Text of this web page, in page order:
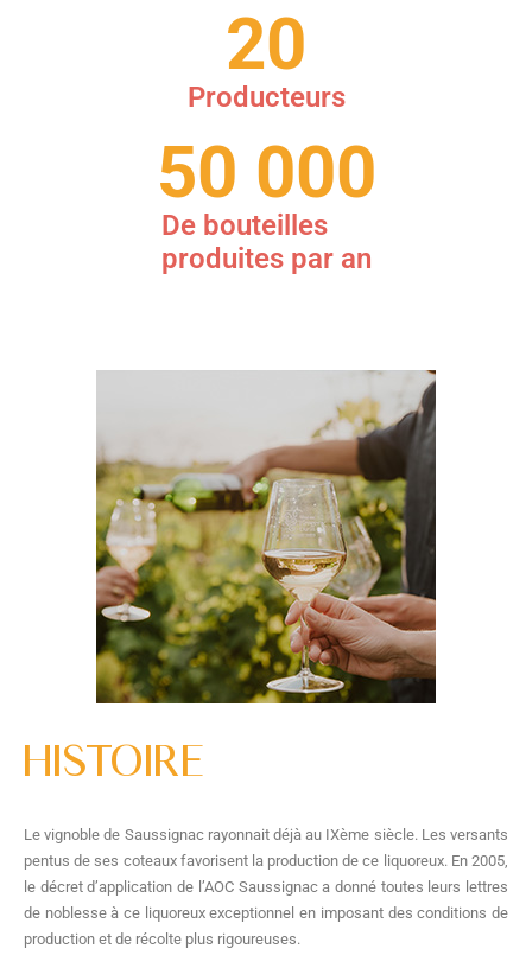
Producteurs
20
De bouteilles
produites par an
50 000
HISTOIRE
Le vignoble de Saussignac rayonnait déjà au IXème siècle. Les versants
pentus de ses coteaux favorisent la production de ce liquoreux. En 2005,
le décret d’application de l’AOC Saussignac a donné toutes leurs lettres
de noblesse à ce liquoreux exceptionnel en imposant des conditions de
production et de récolte plus rigoureuses.